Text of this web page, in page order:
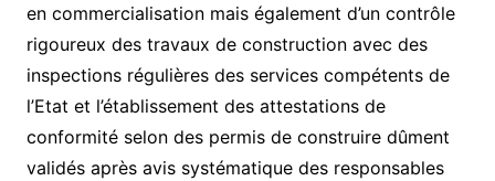
en commercialisation mais également d’un contrôle
rigoureux des travaux de construction avec des
inspections régulières des services compétents de
l’Etat et l’établissement des attestations de
conformité selon des permis de construire dûment
validés après avis systématique des responsables